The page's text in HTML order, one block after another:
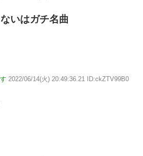
いはガチ名曲
2022/06/14(火) 20:49:36.21 ID:ckZTV99B0